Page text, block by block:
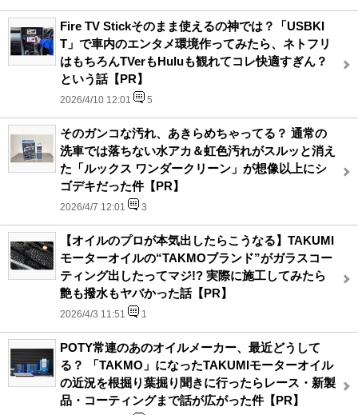
Fire TV Stickそのまま使えるの神では？「USBKI
T」で車内のエンタメ環境作ってみたら、ネトフリ
はもちろんTVerもHuluも観れてコレ快適すぎん？
という話【PR】
2026/4/10 12:01 5
そのガンコな汚れ、あきらめちゃってる？ 通常の
洗車では落ちない水アカ＆虹色汚れがスルッと消え
た「ルックス ワンダークリーン」が想像以上にシ
ゴデキだった件【PR】
2026/4/7 12:01 3
【オイルのプロが本気出したらこうなる】TAKUMI
モーターオイルの“TAKMOブランド”がガラスコー
ティング出したってマジ!? 実際に施工してみたら
艶も撥水もヤバかった話【PR】
2026/4/3 11:51 1
POTY常連のあのオイルメーカー、最近どうして
る？ 「TAKMO」になったTAKUMIモーターオイル
の近況を根掘り葉掘り聞きに行ったらレース・新製
品・コーティングまで話が広がった件【PR】